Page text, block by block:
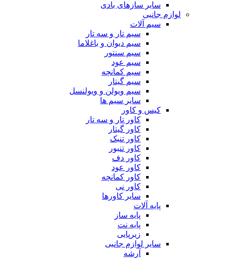
سایر سازهای بادی
لوازم جانبی
سیم آلات
سیم تار و سه تار
سیم دیوان و باغلاما
سیم سنتور
سیم عود
سیم کمانچه
سیم گیتار
سیم ویولن و ویولنسل
سایر سیم ها
کیس و کاور
کاور تار و سه تار
کاور گیتار
کاور تنبک
کاور تنبور
کاور دف
کاور عود
کاور کمانچه
کاور نی
سایر کاورها
پایه آلات
پایه ساز
پایه نت
زیرپایی
سایر لوازم جانبی
آرشه